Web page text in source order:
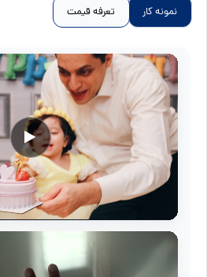
نمونه کار تعرفه قیمت